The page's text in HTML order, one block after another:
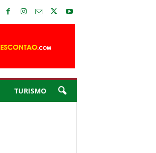
TURISMO